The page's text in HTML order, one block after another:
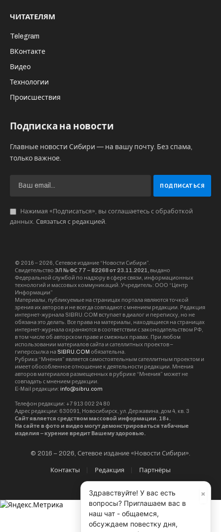
ЧИТАТЕЛЯМ
Telegram
ВКонтакте
Видео
Технологии
Происшествия
Подписка на новости
Главные новости Сибири — на вашу почту. Без спама,
только важное.
Нажимая «Подписаться», вы соглашаетесь с обработкой
данных. Связаться с редакцией
© 2016 – 2026, Сетевое издание “Новости Сибири”.
Свидетельство ЭЛ № ФС 77 – 82268 от 23.11.2021, выдано
Федеральной службой по надзору в сфере связи, информационных
технологий и массовых коммуникаций. Учредитель: ООО “Центр
Информации”
Материалы, публикуемые на страницах портала являются точкой
зрения их авторов и не всегда совпадают с мнением редакции. Редакция
интернет-журнала SIBRU.COM вступает в диалог и переписку, но не
обязана это делать. Все права на материалы, находящиеся на страницах
интернет-журнала охраняются в соответствии с законодательством РФ,
в том числе об авторском праве и смежных правах. При любом
использовании материалов сайта и сателлитных проектов –
гиперссылка на SIBRU.COM обязательна.
Рубрика “Мнения” является самостоятельным сателлитным проектом и
имеет обособленное отношение к деятельности редакции. Мнения
авторов материалов размещенных в рубрике “Мнения” может не
совпадать с мнением редакции.
E-Mail редакции: info@sibru.com
Телефон редакции: +7 913 002 24 80
Адрес редакции: 630091, Новосибирск, ул. Державина, дом 4, кв. 3
Сайт является средством массовой информации. 18+.
На сайте в фото и видео могут демонстрироваться табачные
изделия – курение вредит Вашему здоровью.
© 2016 – 2026, Сетевое издание «Новости Сибири».
Контакты Редакция Партнёры
×
Здравствуйте! У вас есть
вопросы? Приглашаем вас в
наш чат - общаемся,
обсуждаем повестку дня,